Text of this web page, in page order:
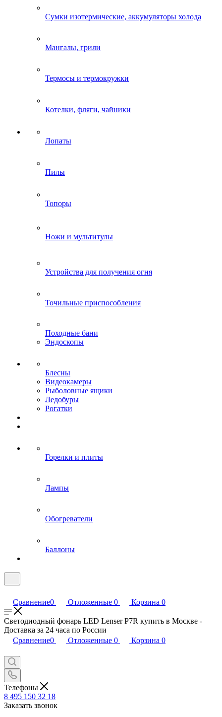
Сумки изотермические, аккумуляторы холода
Мангалы, грили
Термосы и термокружки
Котелки, фляги, чайники
Лопаты
Пилы
Топоры
Ножи и мультитулы
Устройства для получения огня
Точильные приспособления
Походные бани
Эндоскопы
Блесны
Видеокамеры
Рыболовные ящики
Ледобуры
Рогатки
Горелки и плиты
Лампы
Обогреватели
Баллоны
Сравнение0 Отложенные 0 Корзина 0
Светодиодный фонарь LED Lenser P7R купить в Москве -
Доставка за 24 часа по России
Сравнение0 Отложенные 0 Корзина 0
Телефоны
8 495 150 32 18
Заказать звонок